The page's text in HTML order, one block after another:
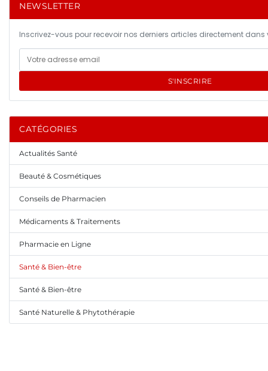
NEWSLETTER
Inscrivez-vous pour recevoir nos derniers articles directement dans
S'INSCRIRE
CATÉGORIES
Actualités Santé
Beauté & Cosmétiques
Conseils de Pharmacien
Médicaments & Traitements
Pharmacie en Ligne
Santé & Bien-être
Santé & Bien-être
Santé Naturelle & Phytothérapie